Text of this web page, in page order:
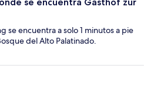
se encuentra a solo 1 minutos a pie
del Alto Palatinado.